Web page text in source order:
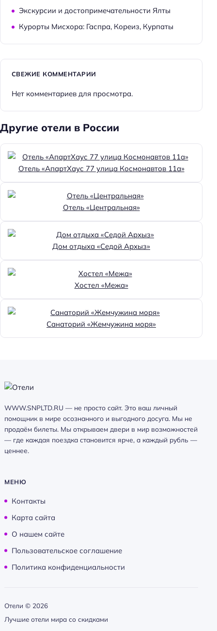
Экскурсии и достопримечательности Ялты
Курорты Мисхора: Гаспра, Кореиз, Курпаты
СВЕЖИЕ КОММЕНТАРИИ
Нет комментариев для просмотра.
Другие отели в России
Отель «АпартХаус 77 улица Космонавтов 11а»
Отель «Центральная»
Дом отдыха «Седой Архыз»
Хостел «Межа»
Санаторий «Жемчужина моря»
WWW.SNPLTD.RU — не просто сайт. Это ваш личный
помощник в мире осознанного и выгодного досуга. Мы не
продаём билеты. Мы открываем двери в мир возможностей
— где каждая поездка становится ярче, а каждый рубль —
ценнее.
МЕНЮ
Контакты
Карта сайта
О нашем сайте
Пользовательское соглашение
Политика конфиденциальности
Отели © 2026
Лучшие отели мира со скидками